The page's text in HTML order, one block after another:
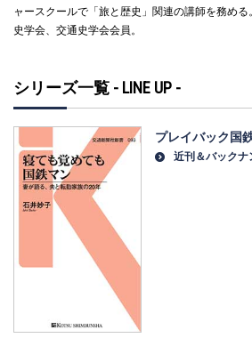
ャースクールで「旅と歴史」関連の講師を務め
史学会、交通史学会会員。
シリーズ一覧 - LINE UP -
プレイバック国
近刊＆バックナ